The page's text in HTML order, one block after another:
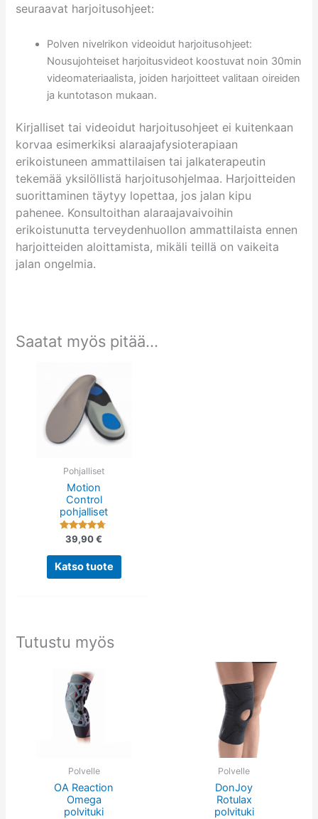
seuraavat harjoitusohjeet:
Polven nivelrikon videoidut harjoitusohjeet:
Nousujohteiset harjoitusvideot koostuvat noin 30min
videomateriaalista, joiden harjoitteet valitaan oireiden
ja kuntotason mukaan.
Kirjalliset tai videoidut harjoitusohjeet ei kuitenkaan
korvaa esimerkiksi alaraajafysioterapiaan
erikoistuneen ammattilaisen tai jalkaterapeutin
tekemää yksilöllistä harjoitusohjelmaa. Harjoitteiden
suorittaminen täytyy lopettaa, jos jalan kipu
pahenee. Konsultoithan alaraajavaivoihin
erikoistunutta terveydenhuollon ammattilaista ennen
harjoitteiden aloittamista, mikäli teillä on vaikeita
jalan ongelmia.
Saatat myös pitää...
Pohjalliset
Motion
Control
pohjalliset
Arvostelu
tuotteesta:
4.57
/ 5
39,90€
Katso tuote
useampi
muunnelma.
Tutustu myös
Polvelle
OA Reaction
Omega
polvituki
Polvelle
DonJoy
Rotulax
polvituki
Tällä